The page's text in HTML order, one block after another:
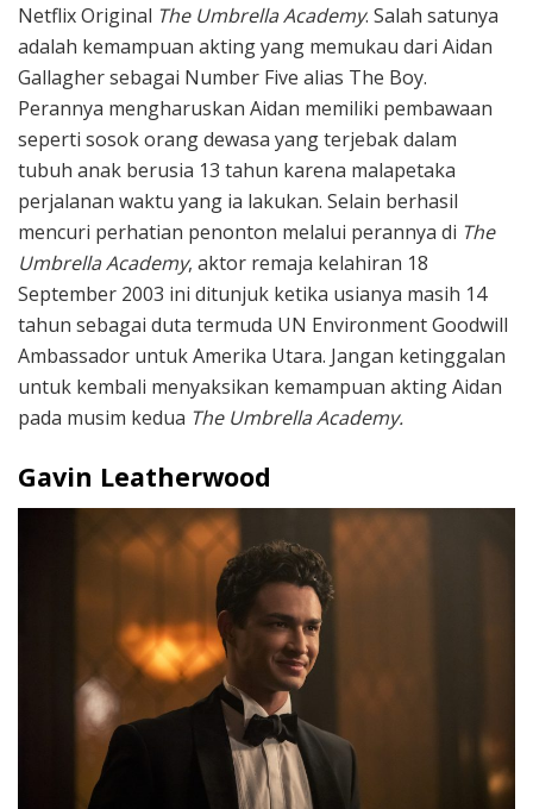
Netflix Original The Umbrella Academy. Salah satunya
adalah kemampuan akting yang memukau dari Aidan
Gallagher sebagai Number Five alias The Boy.
Perannya mengharuskan Aidan memiliki pembawaan
seperti sosok orang dewasa yang terjebak dalam
tubuh anak berusia 13 tahun karena malapetaka
perjalanan waktu yang ia lakukan. Selain berhasil
mencuri perhatian penonton melalui perannya di The
Umbrella Academy, aktor remaja kelahiran 18
September 2003 ini ditunjuk ketika usianya masih 14
tahun sebagai duta termuda UN Environment Goodwill
Ambassador untuk Amerika Utara. Jangan ketinggalan
untuk kembali menyaksikan kemampuan akting Aidan
pada musim kedua The Umbrella Academy.
Gavin Leatherwood